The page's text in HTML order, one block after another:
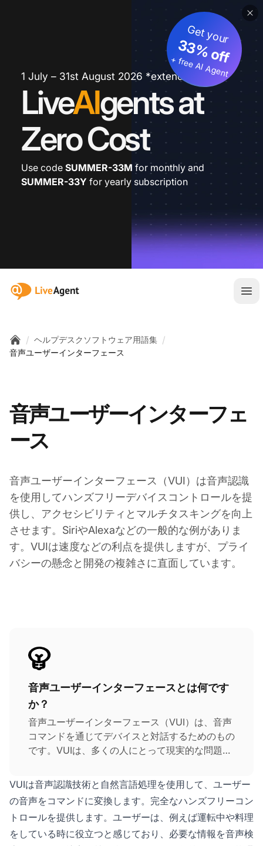
1 July – 31st August 2026 *extended
LiveAIgents at
Zero Cost
Get your
33% off
+ free AI Agent
Use code SUMMER-33M for monthly and
SUMMER-33Y for yearly subscription
:site.title
メ
Home
/ ヘルプデスクソフトウェア用語集 /
音声ユーザーインターフェース
音声ユーザーインターフェ
ース
音声ユーザーインターフェース（VUI）は音声認識
を使用してハンズフリーデバイスコントロールを提
供し、アクセシビリティとマルチタスキングを向上
させます。SiriやAlexaなどの一般的な例がありま
す。VUIは速度などの利点を提供しますが、プライ
バシーの懸念と開発の複雑さに直面しています。
音声ユーザーインターフェースとは何です
か？
音声ユーザーインターフェース（VUI）は、音声
コマンドを通じてデバイスと対話するためのもの
です。VUIは、多くの人にとって現実的な問題で
くアプリやデバイスを完全にコントロールできま
す。
VUIは音声認識技術と自然言語処理を使用して、ユーザー
の音声をコマンドに変換します。完全なハンズフリーコン
トロールを提供します。ユーザーは、例えば運転中や料理
をしている時に役立つと感じており、必要な情報を音声検